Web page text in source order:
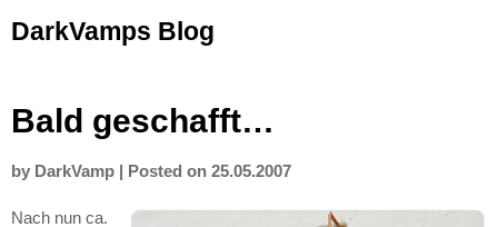
toDarkVamps Blog
Bald geschafft…
by DarkVamp | Posted on 25.05.2007
Nach nun ca.